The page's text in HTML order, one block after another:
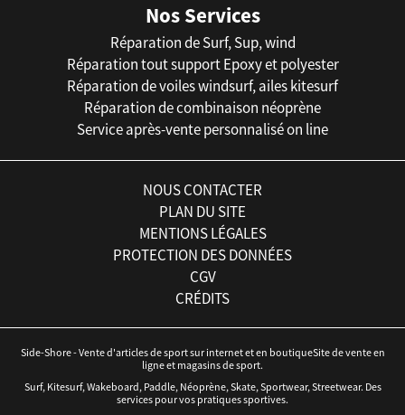
Nos Services
Réparation de Surf, Sup, wind
Réparation tout support Epoxy et polyester
Réparation de voiles windsurf, ailes kitesurf
Réparation de combinaison néoprène
Service après-vente personnalisé on line
NOUS CONTACTER
PLAN DU SITE
MENTIONS LÉGALES
PROTECTION DES DONNÉES
CGV
CRÉDITS
Side-Shore - Vente d'articles de sport sur internet et en boutiqueSite de vente en
ligne et magasins de sport.
Surf, Kitesurf, Wakeboard, Paddle, Néoprène, Skate, Sportwear, Streetwear. Des
services pour vos pratiques sportives.